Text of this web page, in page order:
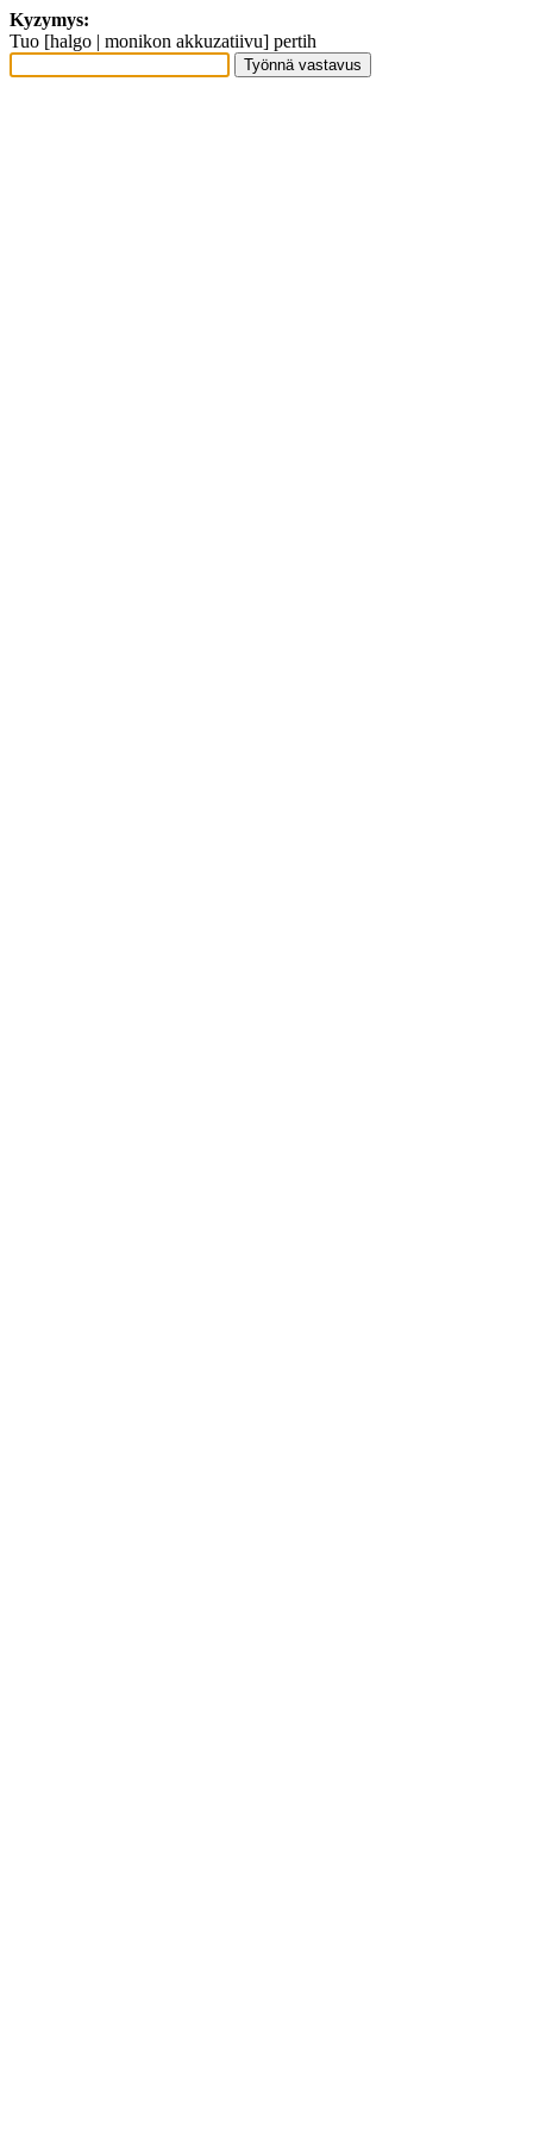
Kyzymys:
Tuo [halgo | monikon akkuzatiivu] pertih